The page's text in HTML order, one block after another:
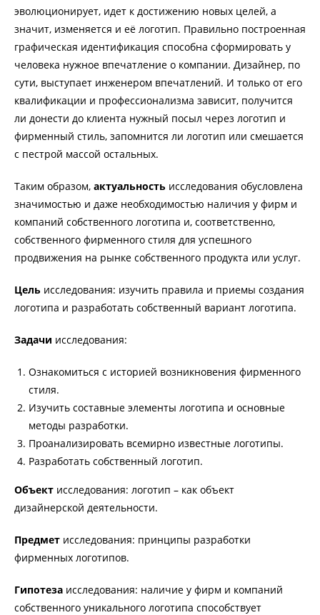
эволюционирует, идет к достижению новых целей, а
значит, изменяется и её логотип. Правильно построенная
графическая идентификация способна сформировать у
человека нужное впечатление о компании. Дизайнер, по
сути, выступает инженером впечатлений. И только от его
квалификации и профессионализма зависит, получится
ли донести до клиента нужный посыл через логотип и
фирменный стиль, запомнится ли логотип или смешается
с пестрой массой остальных.
Таким образом, актуальность исследования обусловлена
значимостью и даже необходимостью наличия у фирм и
компаний собственного логотипа и, соответственно,
собственного фирменного стиля для успешного
продвижения на рынке собственного продукта или услуг.
Цель исследования: изучить правила и приемы создания
логотипа и разработать собственный вариант логотипа.
Задачи исследования:
Ознакомиться с историей возникновения фирменного
стиля.
Изучить составные элементы логотипа и основные
методы разработки.
Проанализировать всемирно известные логотипы.
Разработать собственный логотип.
Объект исследования: логотип – как объект
дизайнерской деятельности.
Предмет исследования: принципы разработки
фирменных логотипов.
Гипотеза исследования: наличие у фирм и компаний
собственного уникального логотипа способствует